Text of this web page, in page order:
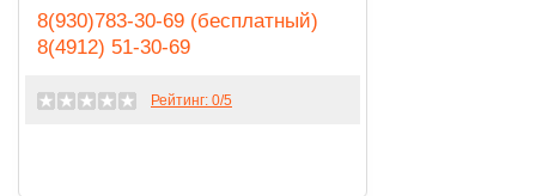
8(930)783-30-69 (бесплатный)
8(4912) 51-30-69
Рейтинг: 0/5